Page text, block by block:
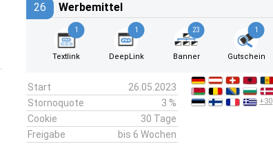
26 Werbemittel
1
Textlink
1
DeepLink
23
Banner
1
Gutschein
Start
26.05.2023
Stornoquote
3 %
Cookie
30 Tage
Freigabe
bis 6 Wochen
+30